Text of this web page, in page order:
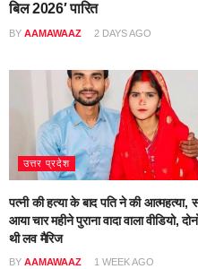
बिल 2026′ पारित
BY AAMAWAAZ 2 DAYS AGO
उत्तर प्रदेश
पत्नी की हत्या के बाद पति ने की आत्महत्या,
आया चार महीने पुराना वादा वाला वीडियो,
थी लव मैरिज
BY AAMAWAAZ 1 WEEK AGO